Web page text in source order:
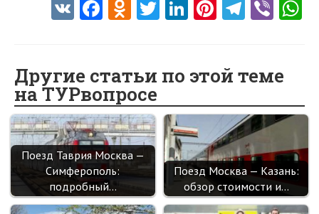
V Fa
o
o
k
O
o
kl
as
sn
ik
i
T
er
Li
dI
n
Pi
es
t
Te
a
m
Vi
Другие статьи по этой теме
на ТУРвопросе
Поезд Таврия Москва —
Симферополь:
подробный…
Поезд Москва — Казань:
обзор стоимости и…